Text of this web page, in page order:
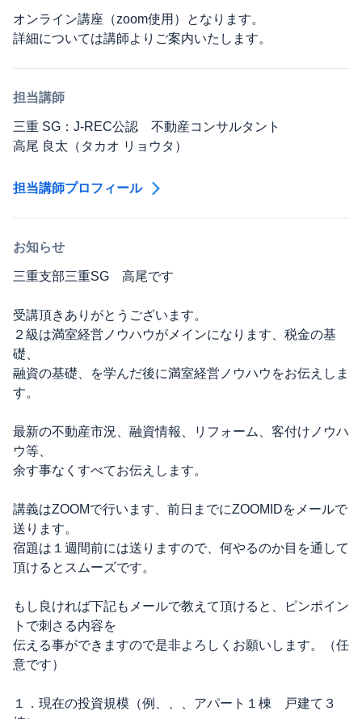
オンライン講座（zoom使用）となります。
詳細については講師よりご案内いたします。
担当講師
三重 SG：J-REC公認 不動産コンサルタント
高尾 良太（タカオ リョウタ）
担当講師プロフィール
お知らせ
三重支部三重SG 高尾です
受講頂きありがとうございます。
２級は満室経営ノウハウがメインになります、税金の基
礎、
融資の基礎、を学んだ後に満室経営ノウハウをお伝えしま
す。
最新の不動産市況、融資情報、リフォーム、客付けノウハ
ウ等、
余す事なくすべてお伝えします。
講義はZOOMで行います、前日までにZOOMIDをメールで
送ります。
宿題は１週間前には送りますので、何やるのか目を通して
頂けるとスムーズです。
もし良ければ下記もメールで教えて頂けると、ピンポイン
トで刺さる内容を
伝える事ができますので是非よろしくお願いします。（任
意です）
１．現在の投資規模（例、、、アパート１棟 戸建て３